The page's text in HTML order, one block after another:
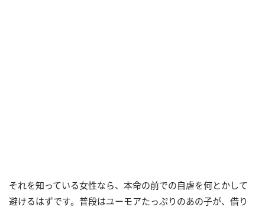
それを知っている女性なら、本命の前での自虐を何とかして
避けるはずです。普段はユーモアたっぷりのあの子が、借り